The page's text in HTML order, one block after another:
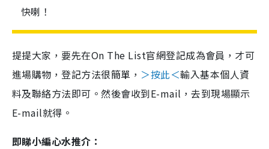
快喇！
提提大家，要先在On The List官網登記成為會員，才可
進場購物，登記方法很簡單， ＞按此＜輸入基本個人資
料及聯絡方法即可。然後會收到E-mail，去到現場顯示
E-mail就得。
即睇小編心水推介：